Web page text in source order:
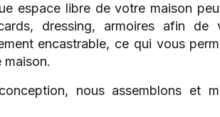
espace libre de votre maison
dressing, armoires afin
encastrable, ce qui vous
nous assemblons et